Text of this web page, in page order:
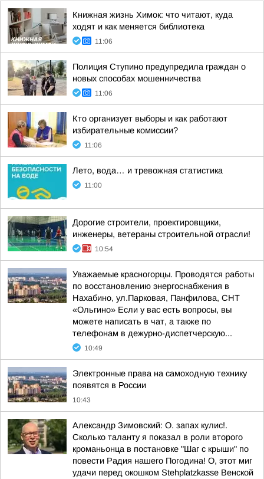
Книжная жизнь Химок: что читают, куда
ходят и как меняется библиотека
11:06
Полиция Ступино предупредила граждан о
новых способах мошенничества
11:06
Кто организует выборы и как работают
избирательные комиссии?
11:06
Лето, вода… и тревожная статистика
11:00
Дорогие строители, проектировщики,
инженеры, ветераны строительной отрасли!
10:54
Уважаемые красногорцы. Проводятся работы
по восстановлению энергоснабжения в
Нахабино, ул.Парковая, Панфилова, СНТ
«Ольгино» Если у вас есть вопросы, вы
можете написать в чат, а также по
телефонам в дежурно-диспетчерскую...
10:49
Электронные права на самоходную технику
появятся в России
10:43
Александр Зимовский: О. запах кулис!.
Сколько таланту я показал в роли второго
кроманьонца в постановке "Шаг с крыши" по
повести Радия нашего Погодина! О, этот миг
удачи перед окошком Stehplatzkasse Венской